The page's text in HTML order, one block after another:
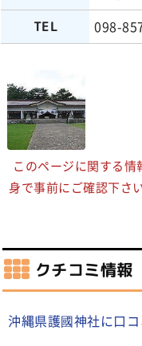
TEL 098-
このページに関する
身で事前にご確認下さい
クチコミ情報
沖縄県護國神社に口